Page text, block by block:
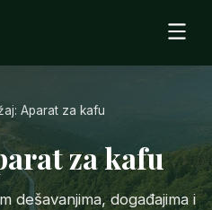
Aparat za kafu
za kafu
dešavanjima, događajima i